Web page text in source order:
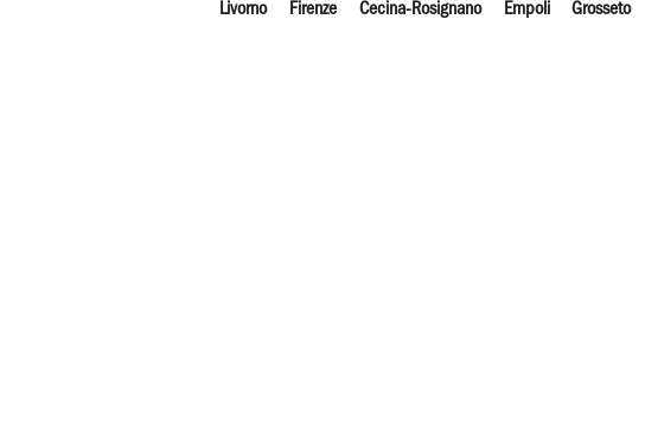
Livorno Firenze Cecina-Rosignano Empoli Grosseto